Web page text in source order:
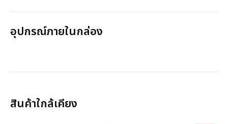
อุปกรณ์ภายในกล่อง
สินค้าใกล้เคียง